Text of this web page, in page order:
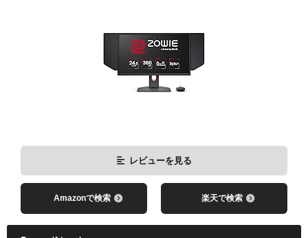
レビューを見る
Amazonで検索 楽天で検索